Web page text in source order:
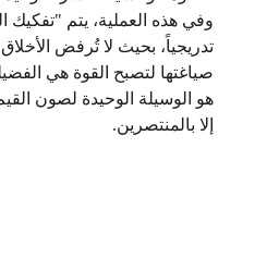
وفي هذه العملية، يتم "تفكيك
تدريجياً، بحيث لا تُرفض
صياغتها لتصبح القوة هي
هو الوسيلة الوحيدة لصون
إلا بالمنتصرين.